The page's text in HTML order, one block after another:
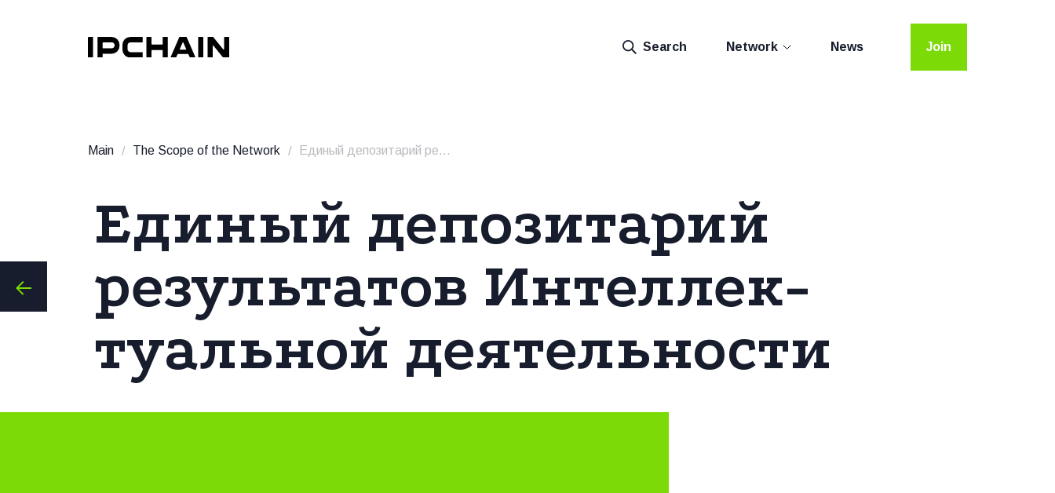
Search Network News Join
Main The Scope of the Network Единый депозитарий результатов Интеллек­туальной деятельности
Единый депозитарий
результатов Интеллек­
туальной деятельности